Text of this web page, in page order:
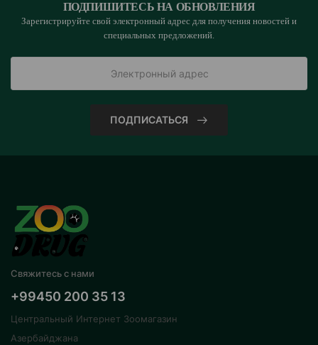
ПОДПИШИТЕСЬ НА ОБНОВЛЕНИЯ
Зарегистрируйте свой электронный адрес для получения новостей и
специальных предложений.
ПОДПИСАТЬСЯ
Свяжитесь с нами
+99450 200 35 13
Центральный Интернет Зоомагазин
Азербайджана